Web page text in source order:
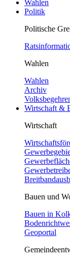
Wahlen
Politik
Politische
Wahlen
Wahlen
Archiv
Wirtschaft &
Wirtschaft
Bauen und
Bauen in
Geoportal